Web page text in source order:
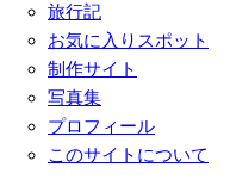
旅行記
お気に入りスポット
制作サイト
写真集
プロフィール
このサイトについて